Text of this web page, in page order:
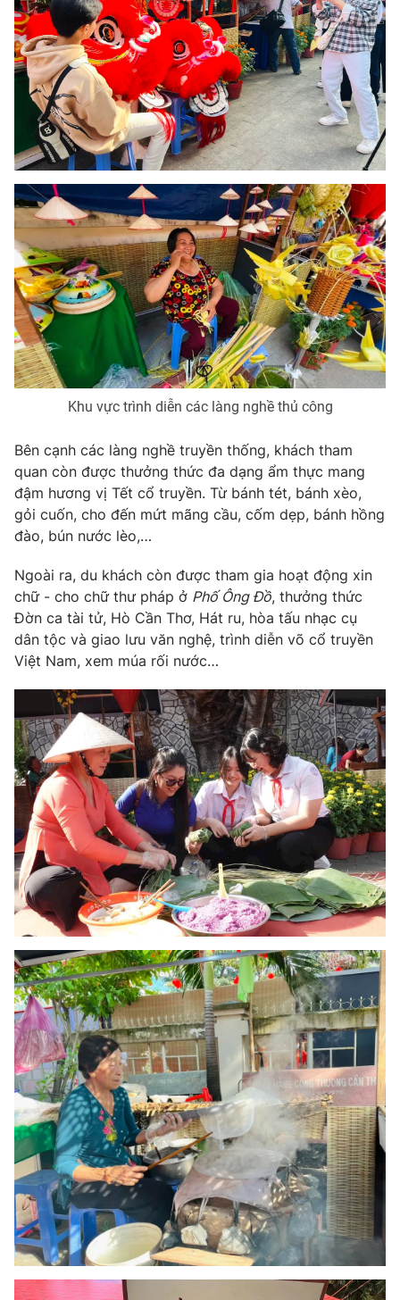
Tư vấn
Chuyên mục khác
Emagazine Podcast
Photo Infographic
Video Shorts video
VTV Money VTV Thể thao
VTV Sức khoẻ Bất động sản
Thị trường 24h Tấm lòng Việt
VTV4 Vươn mình bằng AI
VTV9 VTV8
Liên hệ tòa soạn English
THỜI BÁO VTV
Theo dõi báo trên
Cơ quan chủ quản:Đài Truyền hình Việt Nam
Cơ quan báo chí:Thời báo VTV
Giấy phép hoạt động báo in và báo điện tử số 483/GP-BTTTT
cấp ngày 29/12/2023
Tổng Biên tập:
Vũ Thanh Thủy
Phó Tổng Biên tập:Nguyễn Thị Mỹ Hạnh, Phạm Quốc Thắng,
Nguyễn Trọng Ninh
Tổng đài VTV: 024.38 355 931 - 024.38 355 932
Ðiện thoại Thời báo VTV:024.66 897 897
Email:toasoan@vtv.vn
Liên hệ quảng cáo:024-7300.7108
® Cấm sao chép dưới mọi hình thức nếu không có sự chấp
thuận bằng văn bản. Ghi rõ nguồn VTV.vn khi phát hành lại
thông tin từ website này.
Khu vực trình diễn các làng nghề thủ công
Bên cạnh các làng nghề truyền thống, khách tham
quan còn được thưởng thức đa dạng ẩm thực mang
đậm hương vị Tết cổ truyền. Từ bánh tét, bánh xèo,
gỏi cuốn, cho đến mứt mãng cầu, cốm dẹp, bánh hồng
đào, bún nước lèo,…
Ngoài ra, du khách còn được tham gia hoạt động xin
chữ - cho chữ thư pháp ở Phố Ông Đồ, thưởng thức
Đờn ca tài tử, Hò Cần Thơ, Hát ru, hòa tấu nhạc cụ
dân tộc và giao lưu văn nghệ, trình diễn võ cổ truyền
Việt Nam, xem múa rối nước…